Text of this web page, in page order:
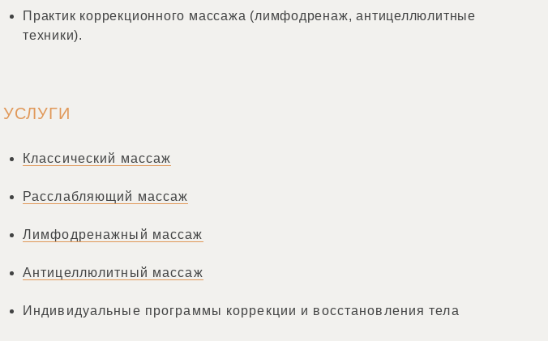
Практик коррекционного массажа (лимфодренаж, антицеллюлитные
техники).
УСЛУГИ
Классический массаж
Расслабляющий массаж
Лимфодренажный массаж
Антицеллюлитный массаж
Индивидуальные программы коррекции и восстановления тела